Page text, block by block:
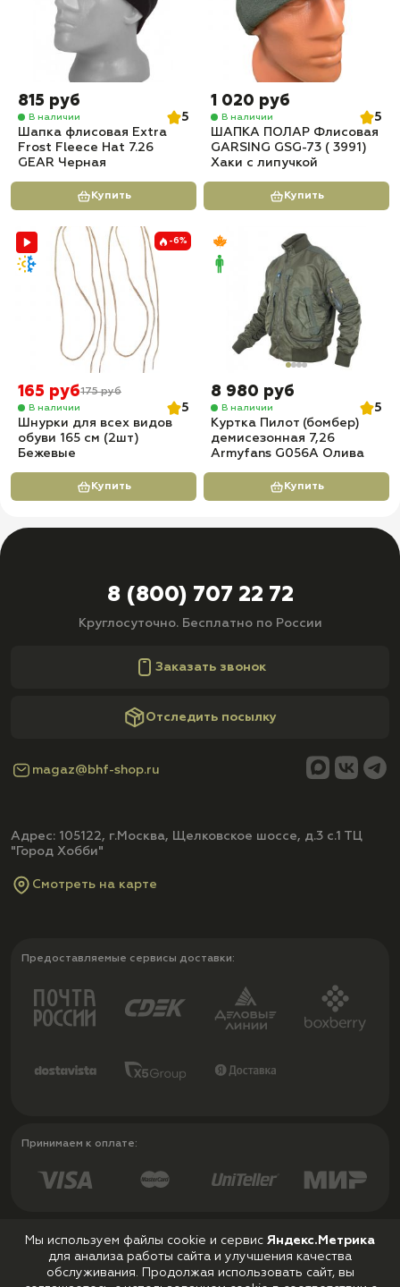
815 руб
В наличии
5
Шапка флисовая Extra
Frost Fleece Hat 7.26
GEAR Черная
Купить
1 020 руб
В наличии
5
ШАПКА ПОЛАР Флисовая
GARSING GSG-73 ( 3991)
Хаки с липучкой
Купить
-6%
165 руб175 руб
В наличии
5
Шнурки для всех видов
обуви 165 см (2шт)
Бежевые
Купить
8 980 руб
В наличии
5
Куртка Пилот (бомбер)
демисезонная 7,26
Armyfans G056A Олива
Купить
8 (800) 707 22 72
Круглосуточно. Бесплатно по России
Заказать звонок
Отследить посылку
magaz@bhf-shop.ru
Адрес: 105122, г.Москва, Щелковское шоссе, д.3 с.1 ТЦ
"Город Хобби"
Смотреть на карте
Предоставляемые сервисы доставки:
Принимаем к оплате:
Политика конфиденциальности
Пользовательское соглашение
Мы используем файлы cookie и сервис Яндекс.Метрика
для анализа работы сайта и улучшения качества
обслуживания. Продолжая использовать сайт, вы